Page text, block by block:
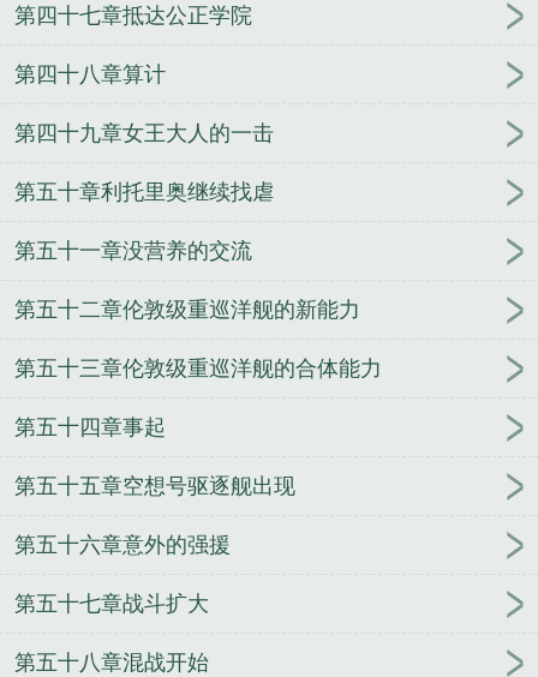
第四十七章抵达公正学院
第四十八章算计
第四十九章女王大人的一击
第五十章利托里奥继续找虐
第五十一章没营养的交流
第五十二章伦敦级重巡洋舰的新能力
第五十三章伦敦级重巡洋舰的合体能力
第五十四章事起
第五十五章空想号驱逐舰出现
第五十六章意外的强援
第五十七章战斗扩大
第五十八章混战开始